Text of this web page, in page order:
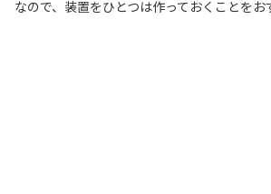
なので、装置をひとつは作っておくことをお